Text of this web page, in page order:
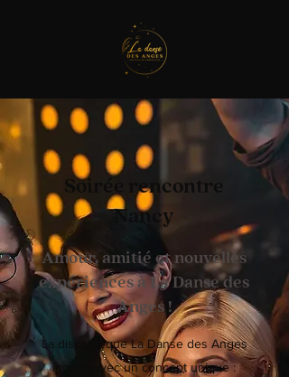
Soirée rencontre
Nancy
Amour, amitié et nouvelles
expériences à La Danse des
Anges !
La discothèque La Danse des Anges
innove avec un concept unique :